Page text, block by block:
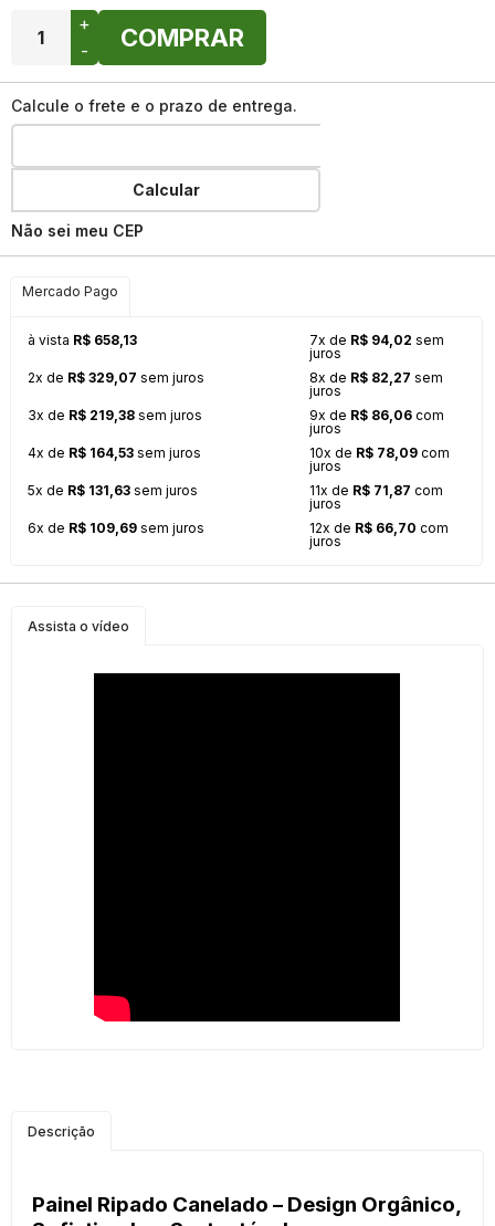
+
-
COMPRAR
Calcule o frete e o prazo de entrega.
Calcular
Não sei meu CEP
Mercado Pago
à vista R$ 658,13
2x de R$ 329,07 sem juros
3x de R$ 219,38 sem juros
4x de R$ 164,53 sem juros
5x de R$ 131,63 sem juros
6x de R$ 109,69 sem juros
7x de R$ 94,02 sem
juros
8x de R$ 82,27 sem
juros
9x de R$ 86,06 com
juros
10x de R$ 78,09 com
juros
11x de R$ 71,87 com
juros
12x de R$ 66,70 com
juros
Assista o vídeo
Descrição
Painel Ripado Canelado – Design Orgânico,